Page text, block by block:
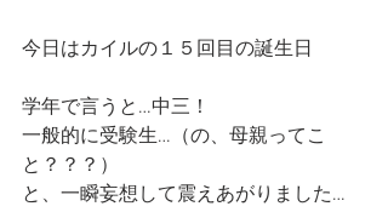
今日はカイルの１５回目の誕生日
学年で言うと…中三！
一般的に受験生…（の、母親ってこ
と？？？）
と、一瞬妄想して震えあがりました…